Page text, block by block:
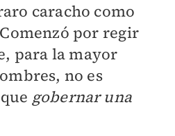
caracho como
por regir
para la mayor
no es
gobernar una